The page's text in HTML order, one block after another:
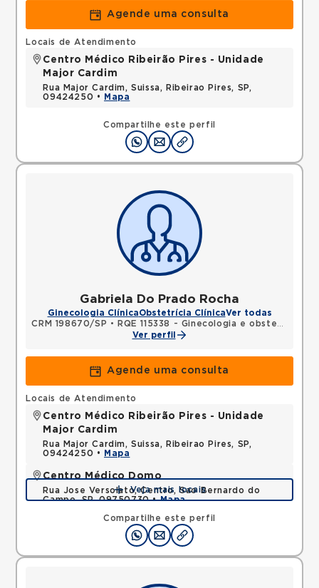
Agende uma consulta
Compartilhe este perfil
Locais de Atendimento
Centro Médico Ribeirão Pires - Unidade
Major Cardim
Rua Major Cardim, Suissa, Ribeirao Pires, SP,
09424250 •
Mapa
Gabriela Do Prado Rocha
Ginecologia ClínicaObstetrícia ClínicaVer todas
CRM 198670/SP •
RQE 115338 - Ginecologia e obstetrícia
Ver perfil
Agende uma consulta
Compartilhe este perfil
Locais de Atendimento
Centro Médico Ribeirão Pires - Unidade
Major Cardim
Rua Major Cardim, Suissa, Ribeirao Pires, SP,
09424250 •
Mapa
Centro Médico Domo
Rua Jose Versolato, Centro, Sao Bernardo do
Campo, SP, 09750730 •Mapa
Veja mais locais